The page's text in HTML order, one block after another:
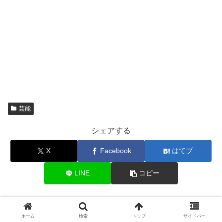
芸能
シェアする
X Facebook はてブ
LINE コピー
たいやきをフォローする
ホーム 検索 トップ サイドバー